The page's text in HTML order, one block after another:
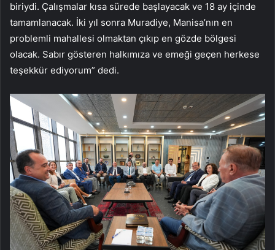
biriydi. Çalışmalar kısa sürede başlayacak ve 18 ay içinde
tamamlanacak. İki yıl sonra Muradiye, Manisa’nın en
problemli mahallesi olmaktan çıkıp en gözde bölgesi
olacak. Sabır gösteren halkımıza ve emeği geçen herkese
teşekkür ediyorum” dedi.